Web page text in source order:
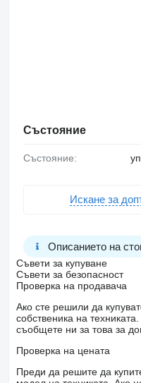
Състояние
Състояние:
Искане за
Описанието на
Съвети за купуване
Съвети за безопасност
Проверка на продавача
Ако сте решили да
собственика на
съобщете ни за това за
Проверка на цената
Преди да решите да